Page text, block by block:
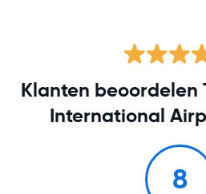
Klanten beoordelen
International
8